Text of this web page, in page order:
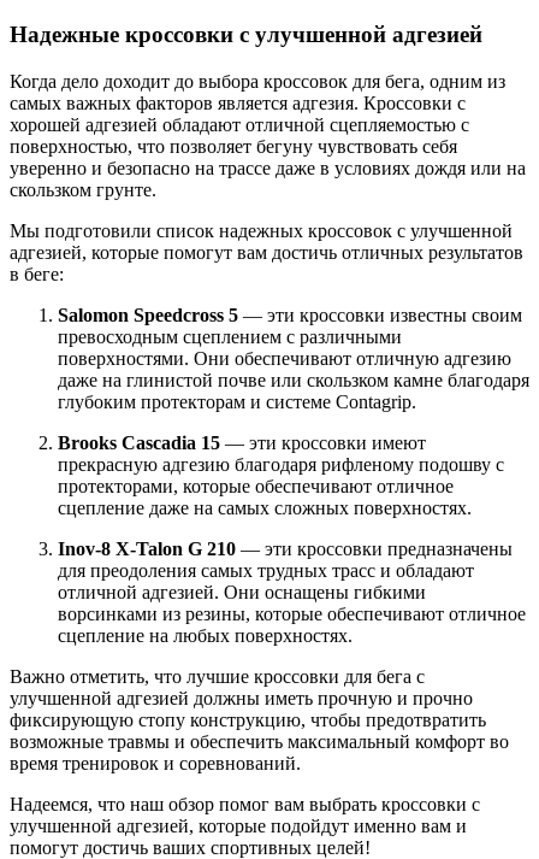
Надежные кроссовки с улучшенной адгезией
Когда дело доходит до выбора кроссовок для бега, одним из
самых важных факторов является адгезия. Кроссовки с
хорошей адгезией обладают отличной сцепляемостью с
поверхностью, что позволяет бегуну чувствовать себя
уверенно и безопасно на трассе даже в условиях дождя или на
скользком грунте.
Мы подготовили список надежных кроссовок с улучшенной
адгезией, которые помогут вам достичь отличных результатов
в беге:
Salomon Speedcross 5 — эти кроссовки известны своим
превосходным сцеплением с различными
поверхностями. Они обеспечивают отличную адгезию
даже на глинистой почве или скользком камне благодаря
глубоким протекторам и системе Contagrip.
Brooks Cascadia 15 — эти кроссовки имеют
прекрасную адгезию благодаря рифленому подошву с
протекторами, которые обеспечивают отличное
сцепление даже на самых сложных поверхностях.
Inov-8 X-Talon G 210 — эти кроссовки предназначены
для преодоления самых трудных трасс и обладают
отличной адгезией. Они оснащены гибкими
ворсинками из резины, которые обеспечивают отличное
сцепление на любых поверхностях.
Важно отметить, что лучшие кроссовки для бега с
улучшенной адгезией должны иметь прочную и прочно
фиксирующую стопу конструкцию, чтобы предотвратить
возможные травмы и обеспечить максимальный комфорт во
время тренировок и соревнований.
Надеемся, что наш обзор помог вам выбрать кроссовки с
улучшенной адгезией, которые подойдут именно вам и
помогут достичь ваших спортивных целей!